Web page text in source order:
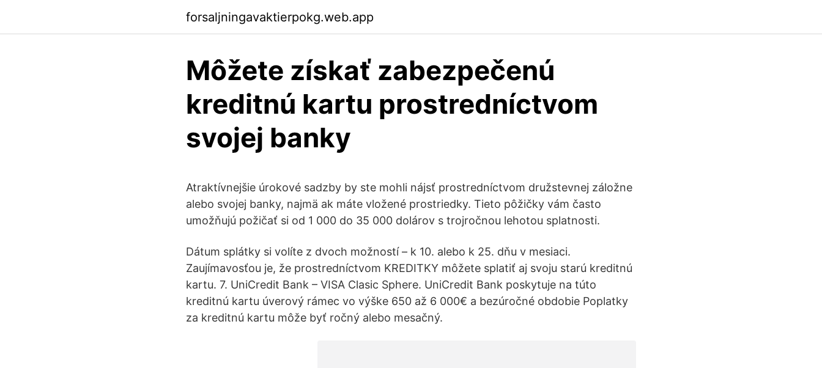
forsaljningavaktierpokg.web.app
Môžete získať zabezpečenú
kreditnú kartu prostredníctvom
svojej banky
Atraktívnejšie úrokové sadzby by ste mohli nájsť prostredníctvom družstevnej záložne
alebo svojej banky, najmä ak máte vložené prostriedky. Tieto pôžičky vám často
umožňujú požičať si od 1 000 do 35 000 dolárov s trojročnou lehotou splatnosti.
Dátum splátky si volíte z dvoch možností – k 10. alebo k 25. dňu v mesiaci.
Zaujímavosťou je, že prostredníctvom KREDITKY môžete splatiť aj svoju starú kreditnú
kartu. 7. UniCredit Bank – VISA Clasic Sphere. UniCredit Bank poskytuje na túto
kreditnú kartu úverový rámec vo výške 650 až 6 000€ a bezúročné obdobie Poplatky
za kreditnú kartu môže byť ročný alebo mesačný.